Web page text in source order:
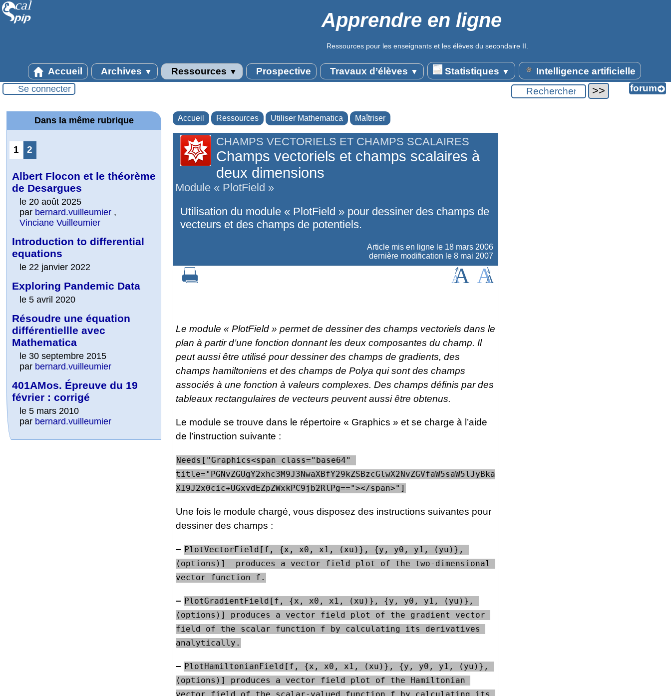
Apprendre en ligne
Ressources pour les enseignants et les élèves du secondaire II.
Accueil Archives ▼ Ressources ▼ Prospective Travaux d’élèves ▼ Statistiques ▼ Intelligence artificielle
Se connecter
Accueil Ressources Utiliser Mathematica Maîtriser
CHAMPS VECTORIELS ET CHAMPS SCALAIRES
Champs vectoriels et champs scalaires à
deux dimensions
Module « PlotField »
Utilisation du module « PlotField » pour dessiner des champs de
vecteurs et des champs de potentiels.
Article mis en ligne le 18 mars 2006
dernière modification le 8 mai 2007
Le module « PlotField » permet de dessiner des champs vectoriels dans le
plan à partir d’une fonction donnant les deux composantes du champ. Il
peut aussi être utilisé pour dessiner des champs de gradients, des
champs hamiltoniens et des champs de Polya qui sont des champs
associés à une fonction à valeurs complexes. Des champs définis par des
tableaux rectangulaires de vecteurs peuvent aussi être obtenus.
Le module se trouve dans le répertoire « Graphics » et se charge à l’aide
de l’instruction suivante :
Needs["Graphics<span class="base64"
title="PGNvZGUgY2xhc3M9J3NwaXBfY29kZSBzcGlwX2NvZGVfaW5saW5lJyBka
XI9J2x0cic+UGxvdEZpZWxkPC9jb2RlPg=="></span>"]
Une fois le module chargé, vous disposez des instructions suivantes pour
dessiner des champs :
– PlotVectorField[f, {x, x0, x1, (xu)}, {y, y0, y1, (yu)},
(options)]  produces a vector field plot of the two-dimensional
vector function f.
– PlotGradientField[f, {x, x0, x1, (xu)}, {y, y0, y1, (yu)},
(options)] produces a vector field plot of the gradient vector
field of the scalar function f by calculating its derivatives
analytically.
– PlotHamiltonianField[f, {x, x0, x1, (xu)}, {y, y0, y1, (yu)},
(options)] produces a vector field plot of the Hamiltonian
Dans la même rubrique
1 2
Albert Flocon et le théorème
de Desargues
le 20 août 2025
par bernard.vuilleumier ,
Vinciane Vuilleumier
Introduction to differential
equations
le 22 janvier 2022
Exploring Pandemic Data
le 5 avril 2020
Résoudre une équation
différentiellle avec
Mathematica
le 30 septembre 2015
par bernard.vuilleumier
401AMos. Épreuve du 19
février : corrigé
le 5 mars 2010
par bernard.vuilleumier